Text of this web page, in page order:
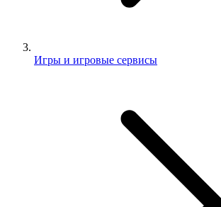
Игры и игровые сервисы